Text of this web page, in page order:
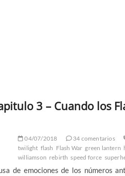
3 – Cuando los
04/07/2018 34 comentarios
twilight flash Flash War green lantern
williamson rebirth speed force
de emociones de los números